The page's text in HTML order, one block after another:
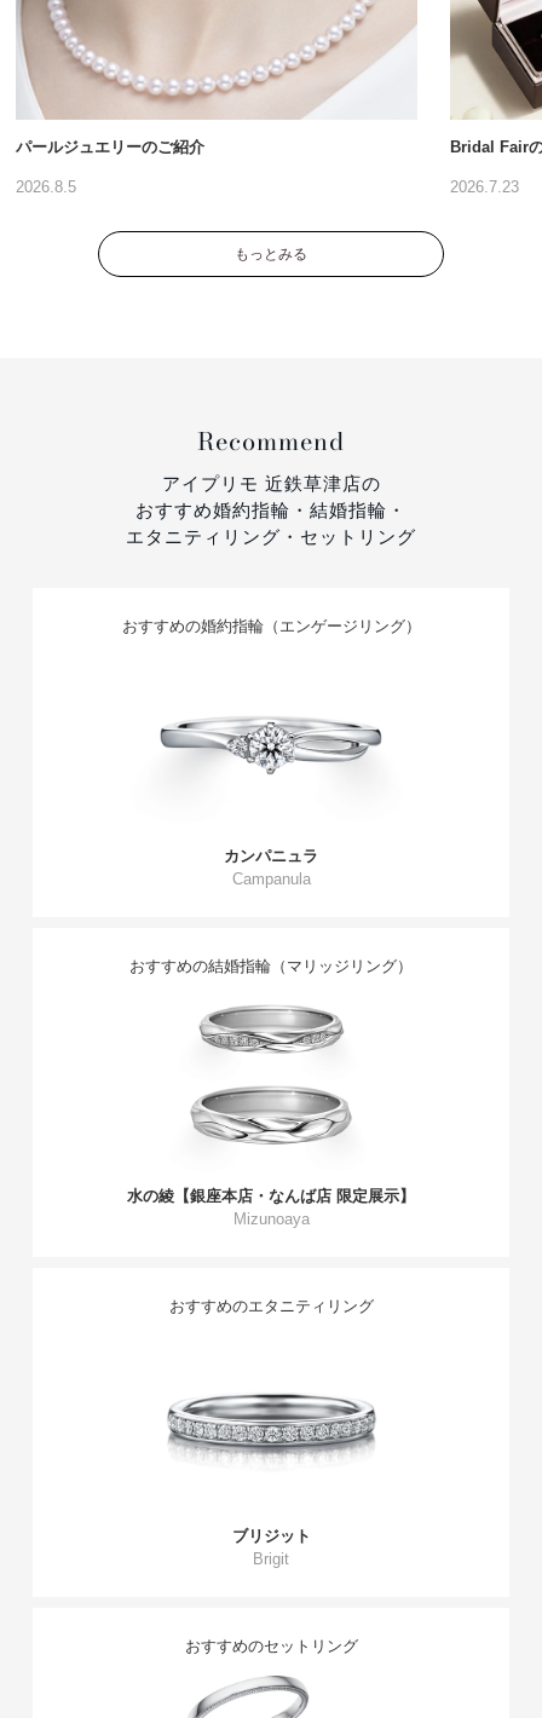
パールジュエリーのご紹介
2026.8.5
Bridal Fair
2026.7.23
もっとみる
Recommend
アイプリモ 近鉄草津店の
おすすめ婚約指輪・結婚指輪・
エタニティリング・セットリング
おすすめの婚約指輪（エンゲージリング）
カンパニュラ
Campanula
おすすめの結婚指輪（マリッジリング）
水の綾【銀座本店・なんば店 限定展示】
Mizunoaya
おすすめのエタニティリング
ブリジット
Brigit
おすすめのセットリング